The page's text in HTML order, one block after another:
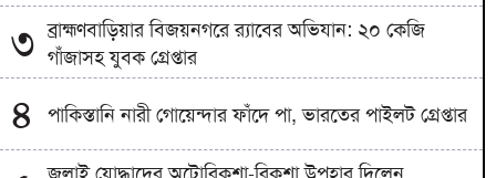
৩ ব্রাহ্মণবাড়িয়ার বিজয়নগরে র‍্যাবের অভিযান: ২০ কেজি
গাঁজাসহ যুবক গ্রেপ্তার
৪ পাকিস্তানি নারী গোয়েন্দার ফাঁদে পা, ভারতের পাইলট গ্রেপ্তার